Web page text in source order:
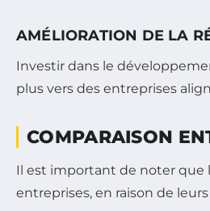
AMÉLIORATION DE LA
Investir dans le
plus vers des entreprises
COMPARAISON
Il est important de noter
entreprises, en raison de